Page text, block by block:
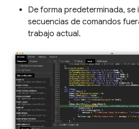
De forma predeterminada,
secuencias de comandos
trabajo actual.